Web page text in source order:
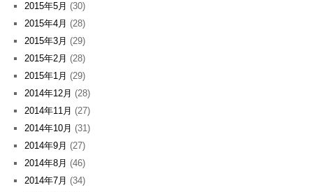
2015年5月 (30)
2015年4月 (28)
2015年3月 (29)
2015年2月 (28)
2015年1月 (29)
2014年12月 (28)
2014年11月 (27)
2014年10月 (31)
2014年9月 (27)
2014年8月 (46)
2014年7月 (34)